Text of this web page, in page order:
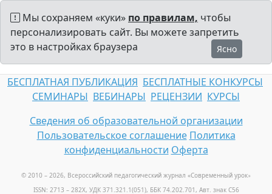
Мы сохраняем «куки» по правилам, чтобы
персонализировать сайт. Вы можете запретить
это в настройках браузера
Ясно
БЕСПЛАТНАЯ ПУБЛИКАЦИЯ БЕСПЛАТНЫЕ КОНКУРСЫ
СЕМИНАРЫ ВЕБИНАРЫ РЕЦЕНЗИИ КУРСЫ
Сведения об образовательной организации
Пользовательское соглашение Политика
конфиденциальности Оферта
© 2010 – 2026, Всероссийский педагогический журнал «Современный урок»
ISSN: 2713 – 282X, УДК 371.321.1(051), ББК 74.202.701, Авт. знак С56